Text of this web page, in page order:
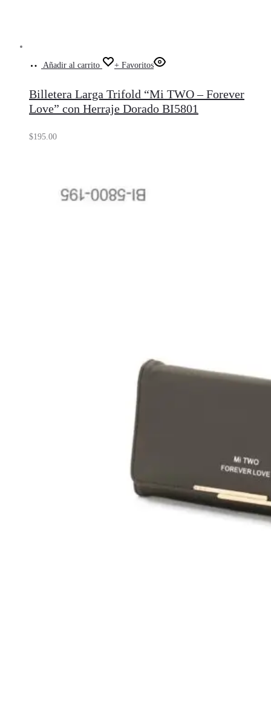
Añadir al carrito + Favoritos
Billetera Larga Trifold “Mi TWO – Forever
Love” con Herraje Dorado BI5801
$195.00